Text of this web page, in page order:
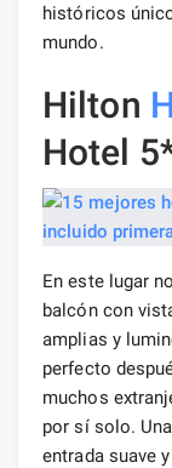
históricos
mundo.
Hilton
Hotel
En este lugar
balcón con
amplias y
perfecto
muchos
por sí solo.
entrada suave